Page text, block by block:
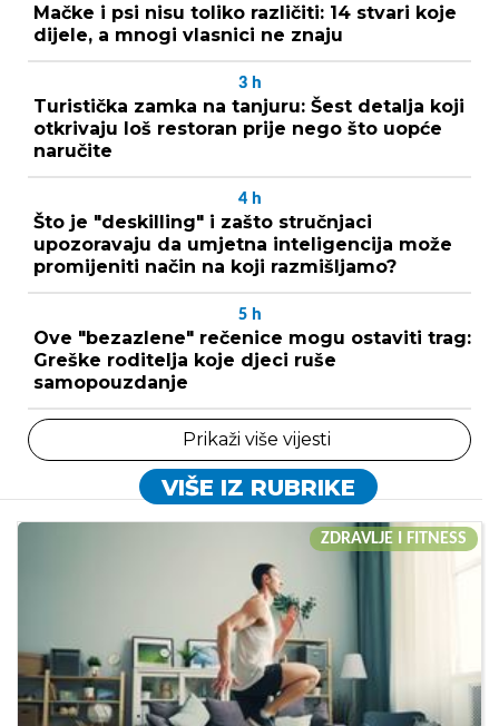
Mačke i psi nisu toliko različiti: 14 stvari koje
dijele, a mnogi vlasnici ne znaju
3 h
Turistička zamka na tanjuru: Šest detalja koji
otkrivaju loš restoran prije nego što uopće
naručite
4 h
Što je "deskilling" i zašto stručnjaci
upozoravaju da umjetna inteligencija može
promijeniti način na koji razmišljamo?
5 h
Ove "bezazlene" rečenice mogu ostaviti trag:
Greške roditelja koje djeci ruše
samopouzdanje
Prikaži više vijesti
VIŠE IZ RUBRIKE
ZDRAVLJE I FITNESS